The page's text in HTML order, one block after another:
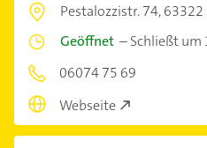
Pestalozzistr. 74,63322
Geöffnet –Schließt um
06074 75 69
Webseite